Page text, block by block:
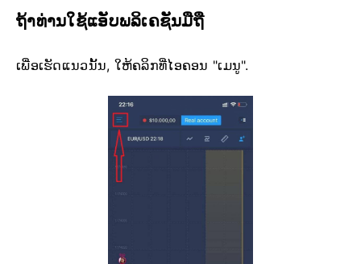
ຖ້າທ່ານໃຊ້ແອັບພລິເຄຊັນມືຖື
ເພື່ອເຮັດແນວນັ້ນ, ໃຫ້ຄລິກທີ່ໄອຄອນ "ເມນູ".